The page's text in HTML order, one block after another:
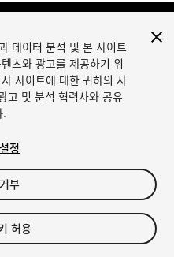
에서 에셋 판매
Sell Assets
에셋 스토어 툴
블리셔 로그인
주 묻는 질문
데이터 분석 및 본 사이트
츠와 광고를 제공하기 위
사이트에 대한 귀하의 사
고 및 분석 협력사와 공유
.
정
부
허용